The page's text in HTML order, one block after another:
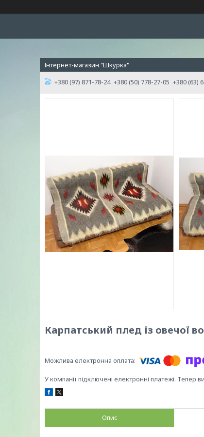
Інтернет-магазин "Шкурка"
+380 (97) 871-78-24 +380 (50) 778-27-05 +380 (63)
Карпатський плед із овечої
У компанії підключені електронні платежі.
Опис